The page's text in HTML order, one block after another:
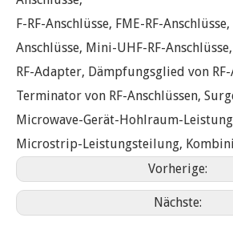
F-RF-Anschlüsse, FME-RF-Anschlüsse,
Anschlüsse, Mini-UHF-RF-Anschlüsse,
RF-Adapter, Dämpfungsglied von RF-
Terminator von RF-Anschlüssen,
Microwave-Gerät-Hohlraum-
Microstrip-Leistungsteilung,
Vorherige:
Nächste: